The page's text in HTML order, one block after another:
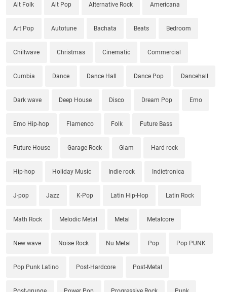
Alt Folk Alt Pop Alternative Rock Americana
Art Pop Autotune Bachata Beats Bedroom
Chillwave Christmas Cinematic Commercial
Cumbia Dance Dance Hall Dance Pop Dancehall
Dark wave Deep House Disco Dream Pop Emo
Emo Hip-hop Flamenco Folk Future Bass
Future House Garage Rock Glam Hard rock
Hip-hop Holiday Music Indie rock Indietronica
J-pop Jazz K-Pop Latin Hip-Hop Latin Rock
Math Rock Melodic Metal Metal Metalcore
New wave Noise Rock Nu Metal Pop Pop PUNK
Pop Punk Latino Post-Hardcore Post-Metal